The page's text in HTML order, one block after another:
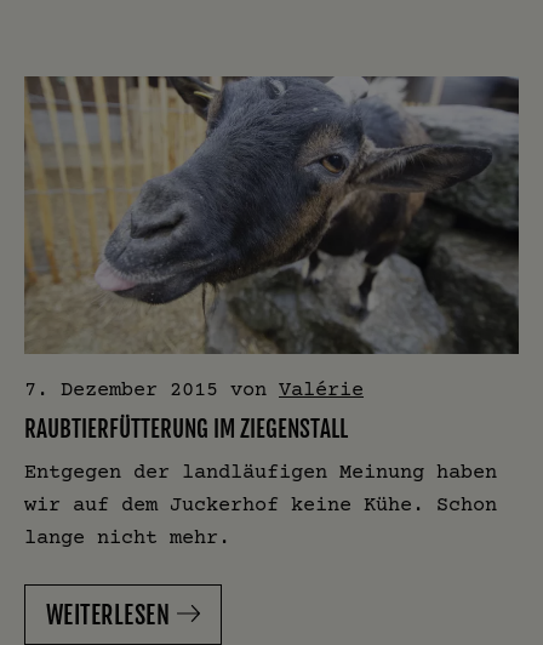
7. Dezember 2015 von Valérie
RAUBTIERFÜTTERUNG IM ZIEGENSTALL
Entgegen der landläufigen Meinung haben
wir auf dem Juckerhof keine Kühe. Schon
lange nicht mehr.
WEITERLESEN